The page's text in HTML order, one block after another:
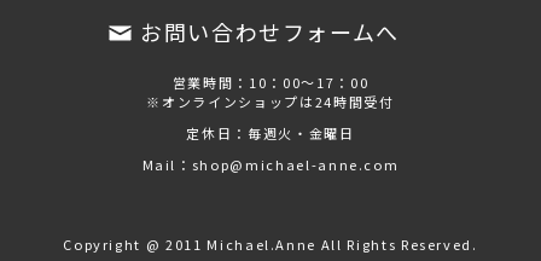
お問い合わせフォームへ
営業時間：10：00～17：00
※オンラインショップは24時間受付
定休日：毎週火・金曜日
Mail：shop@michael-anne.com
Copyright @ 2011 Michael.Anne All Rights Reserved.